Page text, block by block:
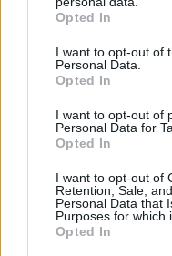
grant or deny consent
use your data for below
consent section.
Opted In
I want to opt-out of
Personal Data.
Opted In
I want to opt-out of
Personal Data for
Opted In
I want to opt-out of
Retention, Sale,
Personal Data that
Purposes for which
Opted In
Άλογα χορεύουν πάνω
Animals: «Όταν η
θεωρείται επίθεση σε
Νεαρός Παλαιστίνιος
ανήλικη στο σπίτι του
έσωσαν οι φωνές της
09.08.2026, 10:38